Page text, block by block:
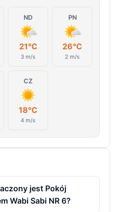
ND
21°C
3 m/s
PN
26°C
2 m/s
CZ
18°C
4 m/s
jest Pokój
Wabi Sabi NR 6?